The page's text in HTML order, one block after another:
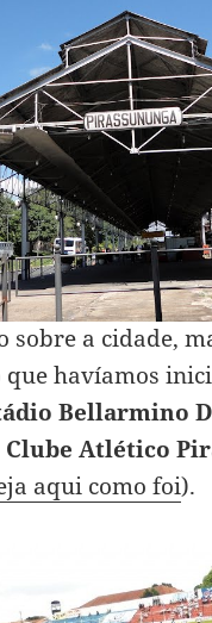
a cidade,
havíamos
Bellarmino
Clube Atlético
aqui como foi).